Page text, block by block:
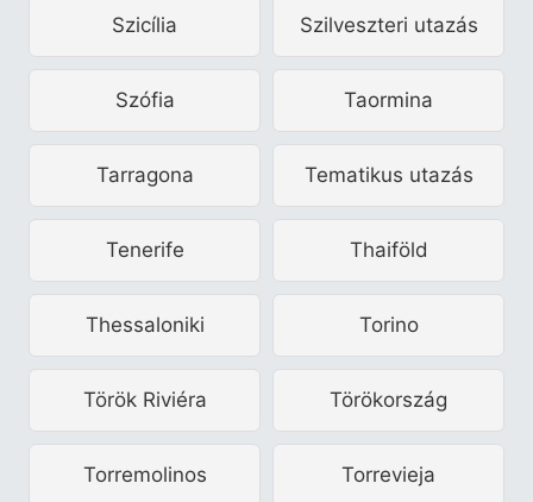
Szicília Szilveszteri utazás
Szófia Taormina
Tarragona Tematikus utazás
Tenerife Thaiföld
Thessaloniki Torino
Török Riviéra Törökország
Torremolinos Torrevieja